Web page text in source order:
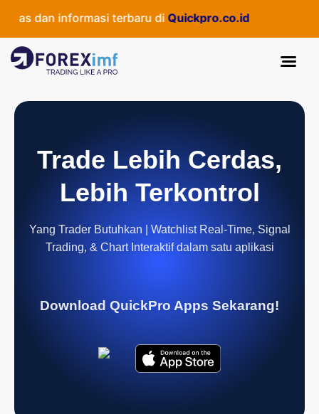
dan informasi terbaru diQuickpro.co.id
Trade Lebih Cerdas,
Lebih Terkontrol
Yang Trader Butuhkan | Watchlist Real-Time, Signal
Trading, & Chart Interaktif dalam satu aplikasi
Download QuickPro Apps Sekarang!